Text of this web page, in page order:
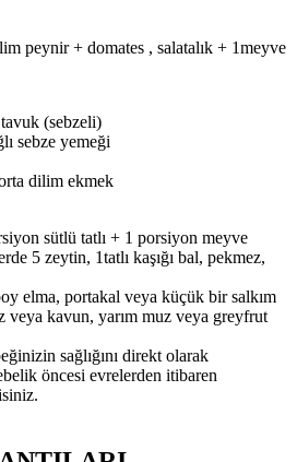
peynir + domates , salatalık + 1meyve
(sebzeli)
sebze yemeği
dilim ekmek
sütlü tatlı + 1 porsiyon meyve
5 zeytin, 1tatlı kaşığı bal, pekmez,
elma, portakal veya küçük bir salkım
kavun, yarım muz veya greyfrut
sağlığını direkt olarak
öncesi evrelerden itibaren